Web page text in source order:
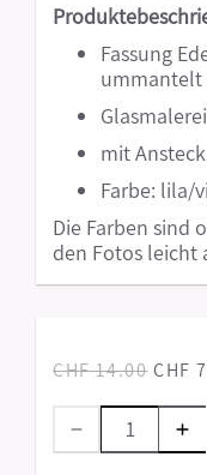
Fassung
ummantelt
mit
Farbe: lila/
Die Farben sind
den Fotos leicht
CHF 14.00 CHF